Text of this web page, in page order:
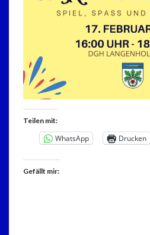
Teilen mit:
WhatsApp Drucken
Gefällt mir: